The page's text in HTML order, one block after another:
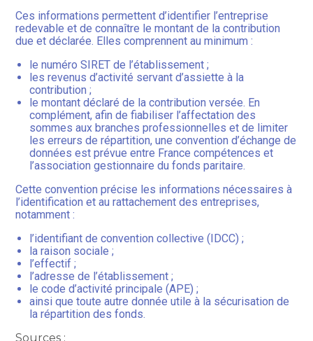
Ces informations permettent d’identifier l’entreprise
redevable et de connaître le montant de la contribution
due et déclarée. Elles comprennent au minimum :
le numéro SIRET de l’établissement ;
les revenus d’activité servant d’assiette à la
contribution ;
le montant déclaré de la contribution versée. En
complément, afin de fiabiliser l’affectation des
sommes aux branches professionnelles et de limiter
les erreurs de répartition, une convention d’échange de
données est prévue entre France compétences et
l’association gestionnaire du fonds paritaire.
Cette convention précise les informations nécessaires à
l’identification et au rattachement des entreprises,
notamment :
l’identifiant de convention collective (IDCC) ;
la raison sociale ;
l’effectif ;
l’adresse de l’établissement ;
le code d’activité principale (APE) ;
ainsi que toute autre donnée utile à la sécurisation de
la répartition des fonds.
Sources :